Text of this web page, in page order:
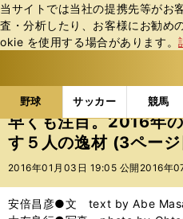
当サイトでは当社の提携先等がお
査・分析したり、お客様にお勧め
okie を使⽤する場合があります。
野球 サッカー 競馬
b
ス
ポ
ル
バ
野球の記事一覧 プロ
早くも注目。2016年
す５人の逸材 (3ペー
2016年01月03日 19:05 公開 2016年
安倍昌彦●文 text by Abe